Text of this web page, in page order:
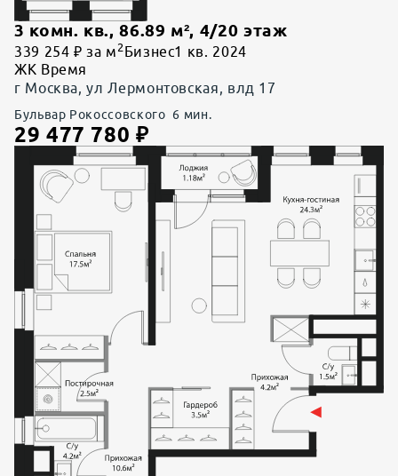
3 комн. кв., 86.89 м², 4/20 этаж
339 254 ₽ за м 2 Бизнес1 кв. 2024
ЖК Время
г Москва, ул Лермонтовская, влд 17
Бульвар Рокоссовского 6 мин.
29 477 780 ₽